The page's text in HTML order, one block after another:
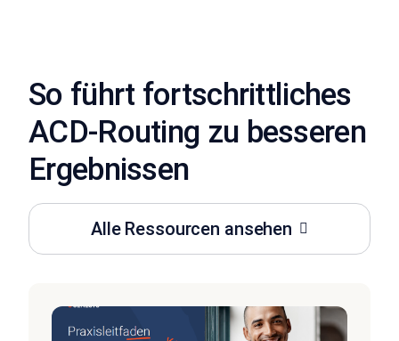
So führt fortschrittliches
ACD-Routing zu besseren
Ergebnissen
Alle Ressourcen ansehen